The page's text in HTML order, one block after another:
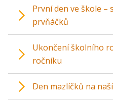
První den ve škole
prvňáčků
Ukončení školního
ročníku
Den mazlíčků na